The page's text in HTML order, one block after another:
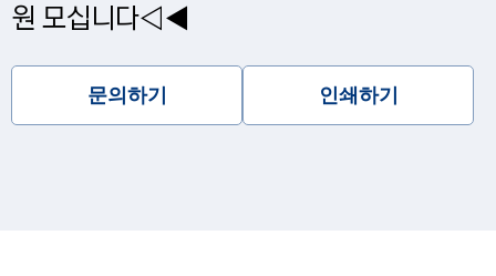
원 모십니다◁◀
문의하기 인쇄하기